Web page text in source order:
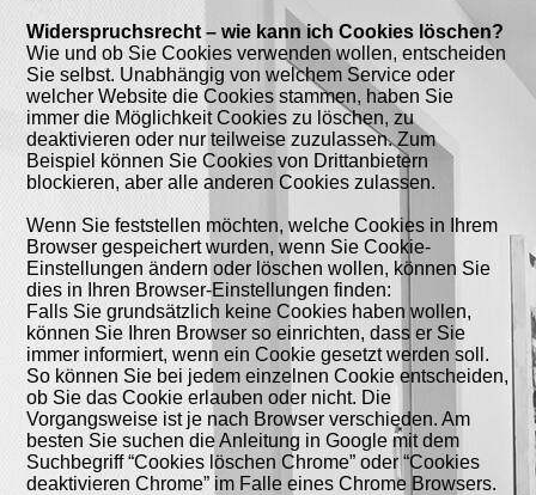
Widerspruchsrecht – wie kann ich Cookies löschen?
Wie und ob Sie Cookies verwenden wollen, entscheiden
Sie selbst. Unabhängig von welchem Service oder
welcher Website die Cookies stammen, haben Sie
immer die Möglichkeit Cookies zu löschen, zu
deaktivieren oder nur teilweise zuzulassen. Zum
Beispiel können Sie Cookies von Drittanbietern
blockieren, aber alle anderen Cookies zulassen.
Wenn Sie feststellen möchten, welche Cookies in Ihrem
Browser gespeichert wurden, wenn Sie Cookie-
Einstellungen ändern oder löschen wollen, können Sie
dies in Ihren Browser-Einstellungen finden:
Falls Sie grundsätzlich keine Cookies haben wollen,
können Sie Ihren Browser so einrichten, dass er Sie
immer informiert, wenn ein Cookie gesetzt werden soll.
So können Sie bei jedem einzelnen Cookie entscheiden,
ob Sie das Cookie erlauben oder nicht. Die
Vorgangsweise ist je nach Browser verschieden. Am
besten Sie suchen die Anleitung in Google mit dem
Suchbegriff “Cookies löschen Chrome” oder “Cookies
deaktivieren Chrome” im Falle eines Chrome Browsers.